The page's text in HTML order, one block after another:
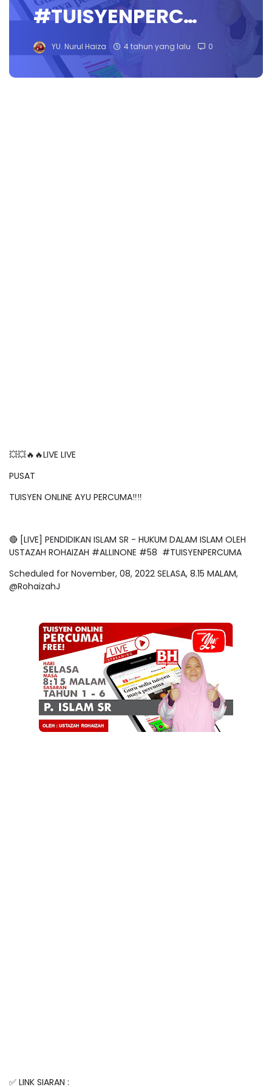
#TUISYENPERC…
YU. Nurul Haiza 4 tahun yang lalu 0
💥💥🔥🔥LIVE LIVE
PUSAT
TUISYEN ONLINE AYU PERCUMA‼️‼️
🔴 [LIVE] PENDIDIKAN ISLAM SR - HUKUM DALAM ISLAM OLEH
USTAZAH ROHAIZAH #ALLINONE #58 #TUISYENPERCUMA
Scheduled for November, 08, 2022 SELASA, 8.15 MALAM,
@RohaizahJ
✅ LINK SIARAN :